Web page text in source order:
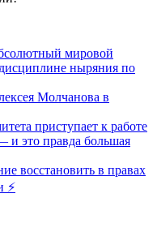
мировой
ныряния по
Молчанова в
приступает к работе
и это правда большая
восстановить в правах
⚡️